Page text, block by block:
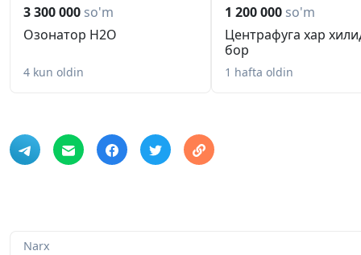
3 300 000 so'm
Озонатор H2O
4 kun oldin
1 200 000 so'm
Центрафуга хар
бор
1 hafta oldin
Narx